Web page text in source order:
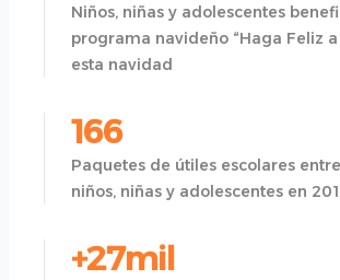
Niños, niñas y adolescentes
programa navideño “Haga Feliz
esta navidad
Paquetes de útiles escolares
niños, niñas y adolescentes en
166
+27mil